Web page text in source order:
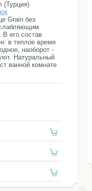
(Турция)
Grain без
его состав
в теплое время
наоборот -
Натуральный
ванной комнате